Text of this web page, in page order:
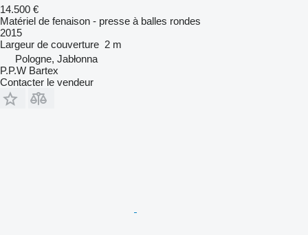
14.500 €
Matériel de fenaison - presse à balles rondes
2015
Largeur de couverture 2 m
Pologne, Jabłonna
P.P.W Bartex
Contacter le vendeur